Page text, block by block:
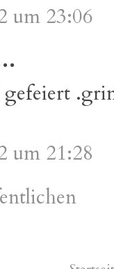
um 23:06
um 21:28